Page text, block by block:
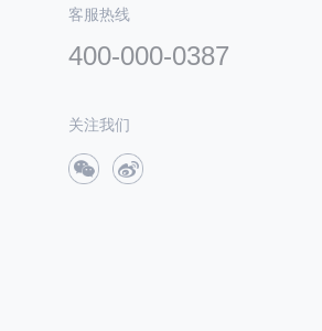
客服热线
400-000-0387
关注我们